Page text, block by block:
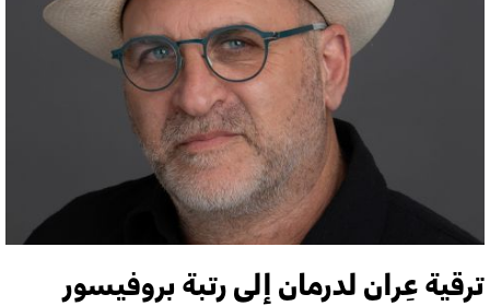
ترقية عِران لدرمان إلى رتبة بروفيسور